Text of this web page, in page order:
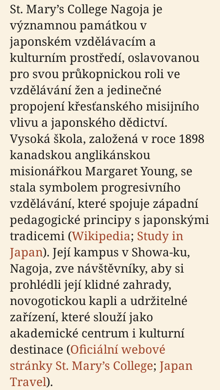
St. Mary’s College Nagoja je
významnou památkou v
japonském vzdělávacím a
kulturním prostředí, oslavovanou
pro svou průkopnickou roli ve
vzdělávání žen a jedinečné
propojení křesťanského misijního
vlivu a japonského dědictví.
Vysoká škola, založená v roce 1898
kanadskou anglikánskou
misionářkou Margaret Young, se
stala symbolem progresivního
vzdělávání, které spojuje západní
pedagogické principy s japonskými
tradicemi (Wikipedia; Study in
Japan). Její kampus v Showa-ku,
Nagoja, zve návštěvníky, aby si
prohlédli její klidné zahrady,
novogotickou kapli a udržitelné
zařízení, které slouží jako
akademické centrum i kulturní
destinace (Oficiální webové
stránky St. Mary’s College; Japan
Travel).